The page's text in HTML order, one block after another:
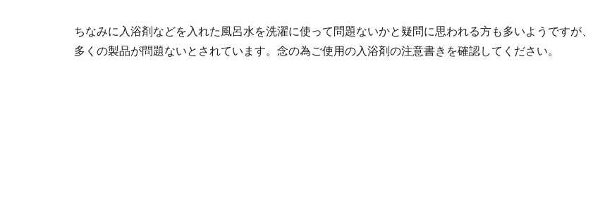
ちなみに入浴剤などを入れた風呂水を洗濯に使って問題ないかと疑問に思われる方も多いようですが、
多くの製品が問題ないとされています。念の為ご使用の入浴剤の注意書きを確認してください。